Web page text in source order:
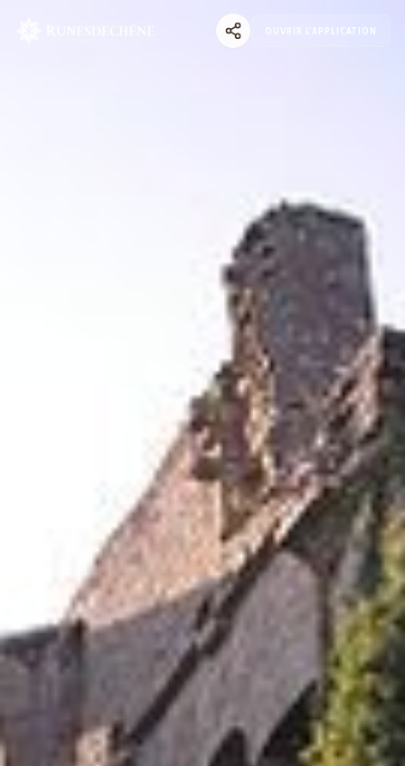
OUVRIR L'APPLICATION